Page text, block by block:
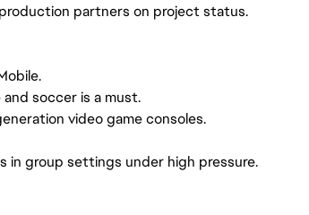
partners on project status.
soccer is a must.
video game consoles.
in group settings under high pressure.